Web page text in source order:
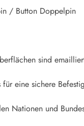
/ Button Doppelpin
sind
eine sichere
Nationen und